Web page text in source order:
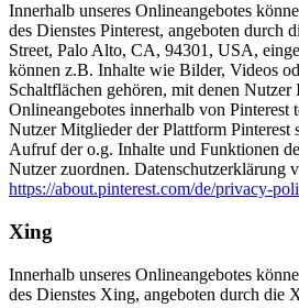
Innerhalb unseres Onlineangebotes
des Dienstes Pinterest, angeboten durch
Street, Palo Alto, CA, 94301, USA,
können z.B. Inhalte wie Bilder, Videos
Schaltflächen gehören, mit denen Nutzer
Onlineangebotes innerhalb von Pinterest
Nutzer Mitglieder der Plattform Pinterest
Aufruf der o.g. Inhalte und Funktionen
Nutzer zuordnen. Datenschutzerklärung
https://about.pinterest.com/de/privacy-
Xing
Innerhalb unseres Onlineangebotes
des Dienstes Xing, angeboten durch die